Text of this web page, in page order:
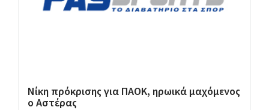
Νίκη πρόκρισης για ΠΑΟΚ, ηρωικά μαχόμενος
ο Αστέρας